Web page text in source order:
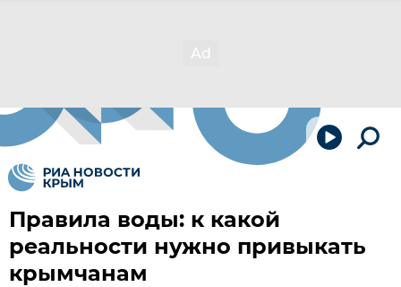
Правила воды: к какой
реальности нужно привыкать
крымчанам